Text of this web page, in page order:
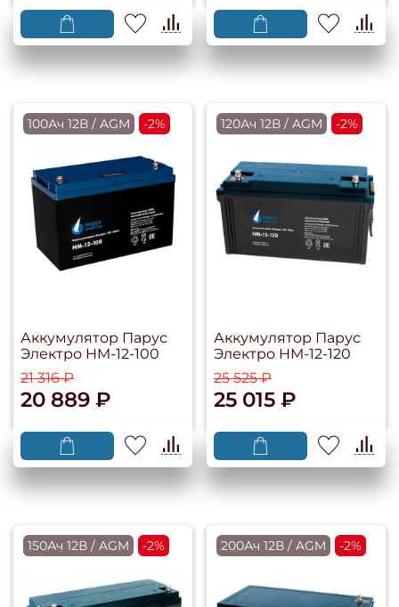
100Ач 12В / AGM -2%
Аккумулятор Парус
Электро HM-12-100
21 316 ₽
20 889 ₽
120Ач 12В / AGM -2%
Аккумулятор Парус
Электро HM-12-120
25 525 ₽
25 015 ₽
150Ач 12В / AGM -2% 200Ач 12В / AGM -2%